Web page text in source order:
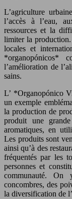
L’agriculture
l’accès à l’eau,
ressources et la
limiter la production.
locales et
*organopónicos*
l’amélioration de
sains.
L’ *Organopónico
un exemple
la production de
produit une
aromatiques, en
Les produits sont
ainsi qu’à des
fréquentés par les
personnes et
communauté. On
concombres, des
la diversification de